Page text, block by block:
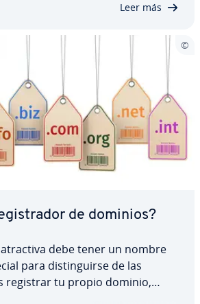
Leer más
de dominios?
debe tener un nombre
para di­s­ti­n­gui­r­se de las
registrar tu propio dominio,